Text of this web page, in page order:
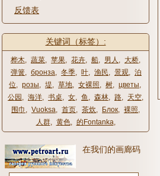
反馈表
关键词（标签）:
桦木, 蔬菜, 苹果, 花卉, 船, 男人 , 大桥,
弹簧, бронза, 冬季, 叶, 渔民, 景观, 泊
位, розы, 堤, 草地, 女裸照, 树, цветы,
公园 , 海洋, 书桌, 女, 鱼 , 森林, 路, 天空,
围巾 , Vuoksa, 首页, 茶炊, Блок, 裸照,
人群, 黄色, 的Fontanka,
在我们的画廊码